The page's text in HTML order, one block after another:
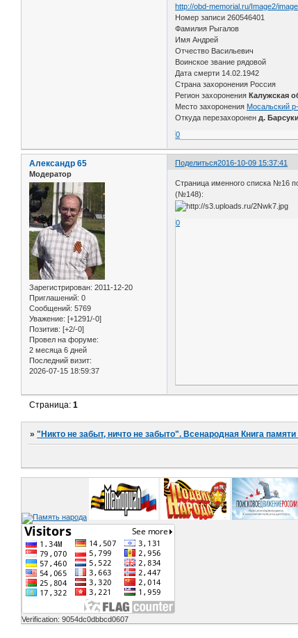
http://obd-memorial.ru/Image2/
Номер записи 260546401
Фамилия Рыгалов
Имя Андрей
Отчество Васильевич
Воинское звание рядовой
Дата смерти 14.02.1942
Страна захоронения Россия
Регион захороненияКалужская
Место захоронения Мосальский
Откуда перезахоронен д. Барсуки
0
Поделиться2016-10-09 15:37:41
Александр 65
Модератор
Зарегистрирован: 2011-12-20
Приглашений: 0
Сообщений: 5769
Уважение: [+1291/-0]
Позитив: [+2/-0]
Провел на форуме:
2 месяца 6 дней
Последний визит:
2026-07-15 18:59:37
Страница именного списка №16
(№148):
0
Страница:1
»"Никто не забыт, ничто не забыто". Всенародная Книга
Verification: 9054dc0dbbcd0607